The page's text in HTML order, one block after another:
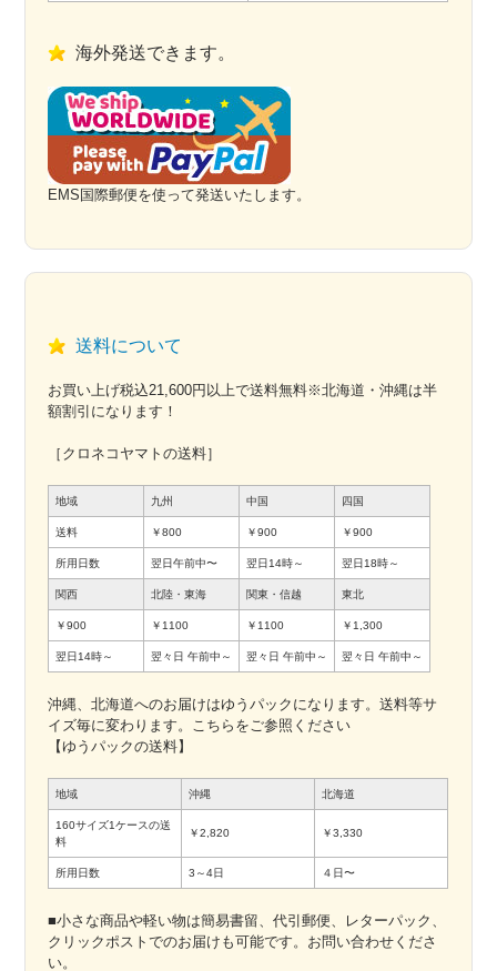
海外発送できます。
EMS国際郵便を使って発送いたします。
送料について
お買い上げ税込21,600円以上で送料無料※北海道・沖縄は半
額割引になります！
［クロネコヤマトの送料］
地域 九州 中国 四国
送料 ￥800 ￥900 ￥900
所用日数 翌日午前中〜 翌日14時～ 翌日18時～
関西 北陸・東海 関東・信越 東北
￥900 ￥1100 ￥1100 ￥1,300
翌日14時～ 翌々日 午前中～ 翌々日 午前中～ 翌々日 午前中～
沖縄、北海道へのお届けはゆうパックになります。送料等サ
イズ毎に変わります。こちらをご参照ください
【ゆうパックの送料】
地域 沖縄 北海道
160サイズ1ケースの送
料
￥2,820 ￥3,330
所用日数 3～4日 ４日〜
■小さな商品や軽い物は簡易書留、代引郵便、レターパック、
クリックポストでのお届けも可能です。お問い合わせくださ
い。